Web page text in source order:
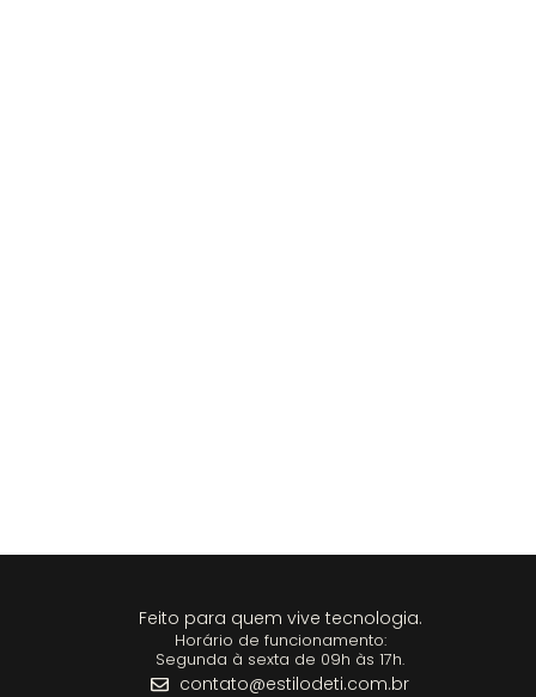
Feito para quem vive tecnologia.
Horário de funcionamento:
Segunda à sexta de 09h às 17h.
contato@estilodeti.com.br